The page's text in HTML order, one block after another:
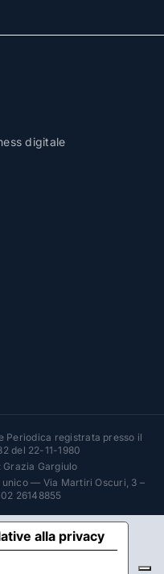
digitale
registrata presso il
del 22-11-1980
Grazia Gargiulo
— Via Martiri Oscuri, 3 –
26148855
alla privacy